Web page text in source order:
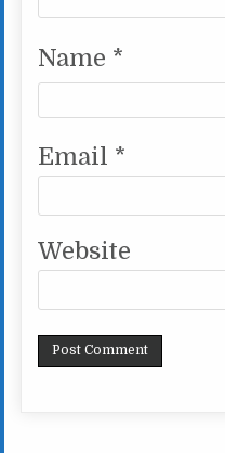
Name *
Email *
Website